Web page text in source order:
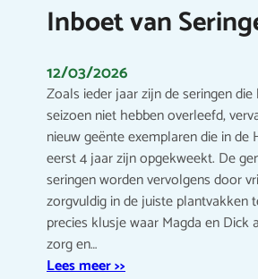
Inboet van
12/03/2026
Zoals ieder jaar zijn de seringen
seizoen niet hebben overleefd,
nieuw geënte exemplaren die in de
eerst 4 jaar zijn opgekweekt. De
seringen worden vervolgens door
zorgvuldig in de juiste plantvakken
precies klusje waar Magda en Dick
zorg en…
Lees meer >>